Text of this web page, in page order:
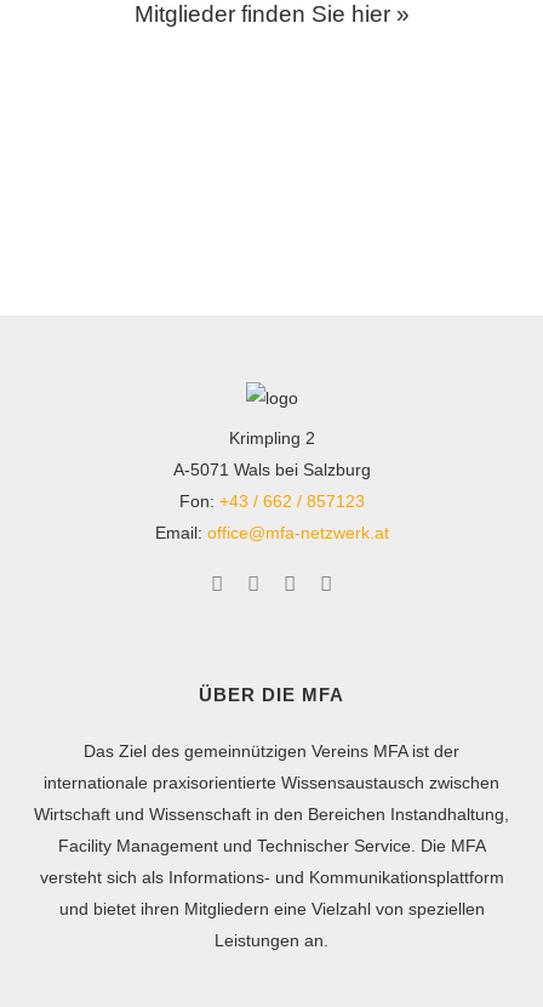
Mitglieder finden Sie hier »
Krimpling 2
A-5071 Wals bei Salzburg
Fon: +43 / 662 / 857123
Email: office@mfa-netzwerk.at
ÜBER DIE MFA
Das Ziel des gemeinnützigen Vereins MFA ist der
internationale praxisorientierte Wissensaustausch zwischen
Wirtschaft und Wissenschaft in den Bereichen Instandhaltung,
Facility Management und Technischer Service. Die MFA
versteht sich als Informations- und Kommunikationsplattform
und bietet ihren Mitgliedern eine Vielzahl von speziellen
Leistungen an.